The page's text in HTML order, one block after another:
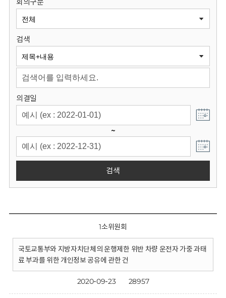
원
회
검색
의결일
~
검색
1소위원회
국토교통부와 지방자치단체의 운행제한 위반 차량 운전자 가중 과태
료 부과를 위한 개인정보 공유에 관한 건
2020-09-23 28957